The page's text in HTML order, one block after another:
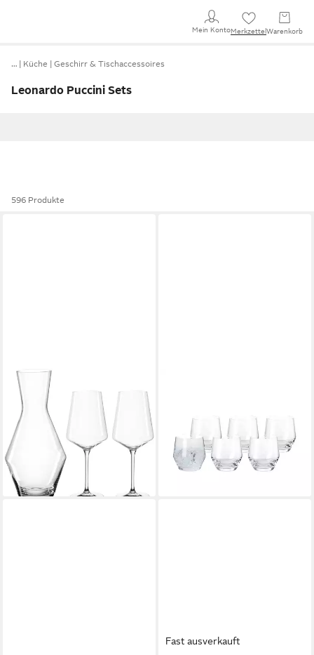
Mein KontoMerkzettel Warenkorb
… Küche Geschirr & Tischaccessoires
Leonardo Puccini Sets
596 Produkte
LEONARDO
Gläser-Set PUCCINI, 3-tlg.,
Kristallglas, (1 Karaffe, 2
Weingläser), 3-teilig
ab 28,80 €
UVP36,95 €
-22%
lieferbar - in 4-5 Werktagen bei dir
ab 30,92 €
lieferbar - in 4-5 Werktagen bei dir
Fast ausverkauft